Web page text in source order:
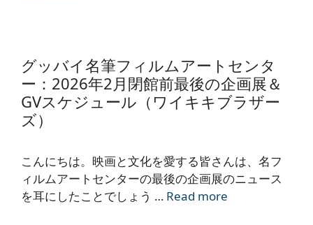
グッバイ名筆フィルムアートセンタ
ー：2026年2月閉館前最後の企画展＆
GVスケジュール（ワイキキブラザー
ズ）
こんにちは。映画と文化を愛する皆さんは、名フ
ィルムアートセンターの最後の企画展のニュース
を耳にしたことでしょう … Read more